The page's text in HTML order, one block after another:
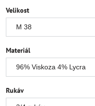
Velikost
Materiál
Rukáv